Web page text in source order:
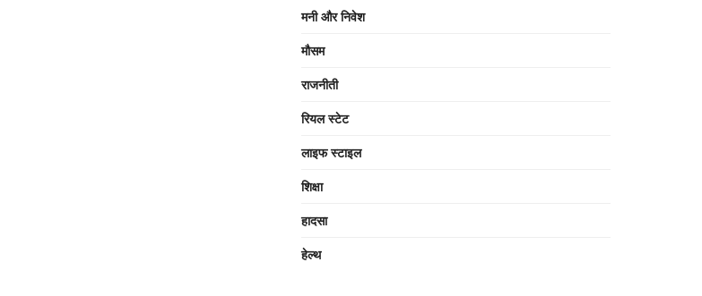
मनी और निवेश
मौसम
राजनीती
रियल स्टेट
लाइफ स्टाइल
शिक्षा
हादसा
हेल्थ